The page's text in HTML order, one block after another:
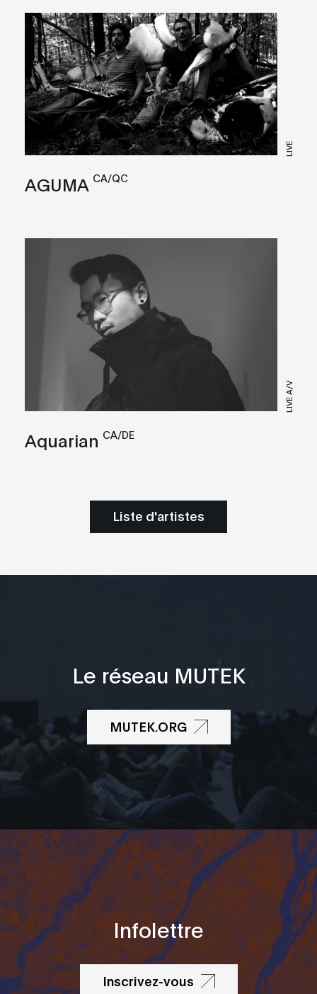
LIVE
AGUMA CA/QC
LIVE A/V
Aquarian CA/DE
Liste d'artistes
Le réseau MUTEK
MUTEK.ORG
Infolettre
Inscrivez-vous